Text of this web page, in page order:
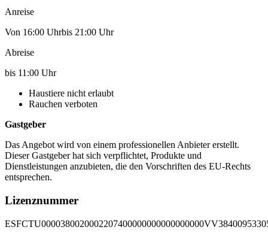
Anreise
Von 16:00 Uhrbis 21:00 Uhr
Abreise
bis 11:00 Uhr
Haustiere nicht erlaubt
Rauchen verboten
Gastgeber
Das Angebot wird von einem professionellen Anbieter erstellt.
Dieser Gastgeber hat sich verpflichtet, Produkte und
Dienstleistungen anzubieten, die den Vorschriften des EU-Rechts
entsprechen.
Lizenznummer